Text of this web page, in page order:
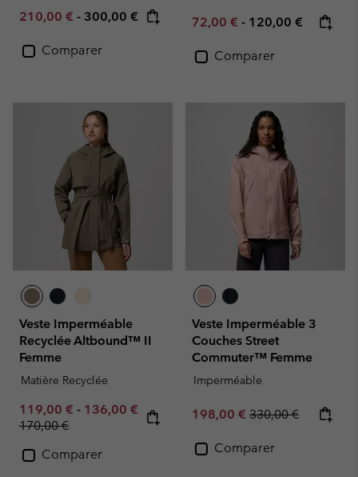
Minimum sale price:
210,00 € - Maximum price:
300,00 €
Comparer
Minimum sale price:
72,00 € - Maximum price:
120,00 €
Comparer
Veste Imperméable
Recyclée Altbound™ II
Femme
Matière Recyclée
Minimum sale price:
119,00 € - Maximum sale price:
136,00 €
Regular price:
170,00 €
Comparer
Veste Imperméable 3
Couches Street
Commuter™ Femme
Imperméable
Sale price:
198,00 € Regular price:
330,00 €
Comparer